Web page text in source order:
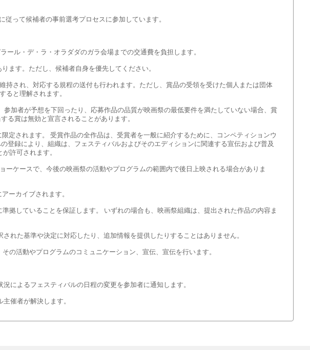
って候補者の事前選考プロセスに参加しています。
ール・デ・ラ・オラダダのガラ会場までの交通費を負担します。
ます。ただし、候補者自身を優先してください。
され、対応する規程の送付も行われます。ただし、賞品の受領を受けた個人または団体
ると理解されます。
加者が予想を下回ったり、応募作品の品質が映画祭の最低要件を満たしていない場合、賞
る賞は無効と宣言されることがあります。
定されます。 受賞作品の全作品は、受賞者を一般に紹介するために、コンペティションウ
登録により、組織は、フェスティバルおよびそのエディションに関連する宣伝および普及
許可されます。
ケースで、今後の映画祭の活動やプログラムの範囲内で後日上映される場合がありま
ーカイブされます。
拠していることを保証します。 いずれの場合も、映画祭組織は、提出された作品の内容ま
れた基準や決定に対応したり、追加情報を提供したりすることはありません。
の活動やプログラムのコミュニケーション、宣伝、宣伝を行います。
によるフェスティバルの日程の変更を参加者に通知します。
催者が解決します。